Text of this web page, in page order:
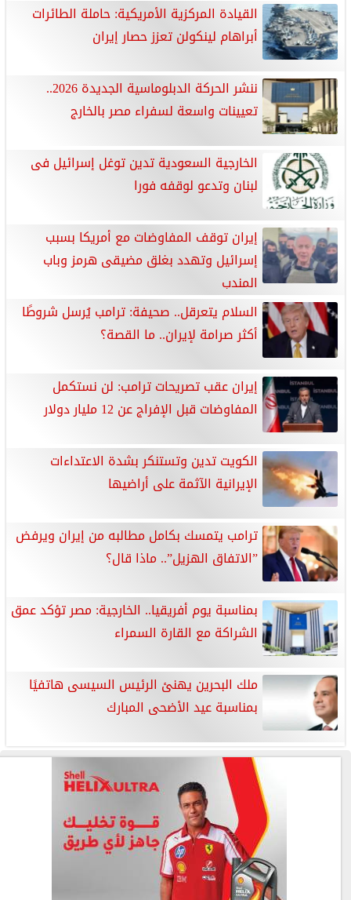
القيادة المركزية الأمريكية: حاملة الطائرات
أبراهام لينكولن تعزز حصار إيران
ننشر الحركة الدبلوماسية الجديدة 2026..
تعيينات واسعة لسفراء مصر بالخارج
الخارجية السعودية تدين توغل إسرائيل فى
لبنان وتدعو لوقفه فورا
إيران توقف المفاوضات مع أمريكا بسبب
إسرائيل وتهدد بغلق مضيقى هرمز وباب
المندب
السلام يتعرقل.. صحيفة: ترامب يُرسل شروطًا
أكثر صرامة لإيران.. ما القصة؟
إيران عقب تصريحات ترامب: لن نستكمل
المفاوضات قبل الإفراج عن 12 مليار دولار
الكويت تدين وتستنكر بشدة الاعتداءات
الإيرانية الآثمة على أراضيها
ترامب يتمسك بكامل مطالبه من إيران ويرفض
”الاتفاق الهزيل”.. ماذا قال؟
بمناسبة يوم أفريقيا.. الخارجية: مصر تؤكد عمق
الشراكة مع القارة السمراء
ملك البحرين يهنئ الرئيس السيسى هاتفيًا
بمناسبة عيد الأضحى المبارك